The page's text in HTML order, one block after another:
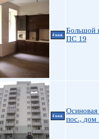
4 ккв.
Большой
ПС 19
4 ккв.
пос., дом